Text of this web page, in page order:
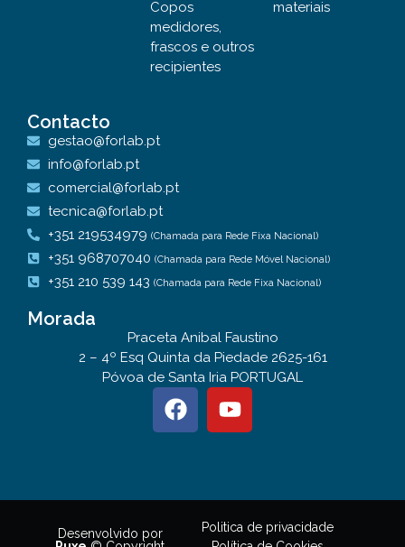
Copos
medidores,
frascos e outros
recipientes
materiais
Contacto
gestao@forlab.pt
info@forlab.pt
comercial@forlab.pt
tecnica@forlab.pt
+351 219534979 (Chamada para Rede Fixa Nacional)
+351 968707040 (Chamada para Rede Móvel Nacional)
+351 210 539 143 (Chamada para Rede Fixa Nacional)
Morada
Praceta Anibal Faustino
2 – 4º Esq Quinta da Piedade 2625-161
Póvoa de Santa Iria PORTUGAL
Desenvolvido por
Politica de privacidade